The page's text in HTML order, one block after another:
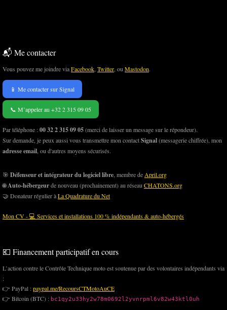
📬 Me contacter
Vous pouvez me joindre viaFacebook Twitter , ou Mastodon.
📱 Me contacter sur Signal
📞 M’appeler au +32 2 315 09 05
Par téléphone :00 32 2 315 09 05(merci de laisser un message sur le répondeur).
Sur demande, je peux aussi vous transmettre mon contactSignal(messagerie chiffrée), mon
adresse email , ou d'autres moyens sécurisés.
🎯 Défenseur et intégrateur du logiciel libre , membre de April.org
🌐Auto-hébergeurde nouveau (prochainement) au réseau CHATONS.org
🤝 Donateur régulier àLa Quadrature du Net
Mon CV - 💻 Services et installations 100 % indépendants & auto-hébergés
💶 Financement participatif en cours
L’action contre le Contrôle Technique moto est soutenue par des volontaires indépendants via
:
👉 PayPal :paypal.me/RecoursCTMotoAuCE
👉 Bitcoin (BTC) : bc1qy2u33hy2w78m0692l2yvnrpml6v82w43ktl0uh